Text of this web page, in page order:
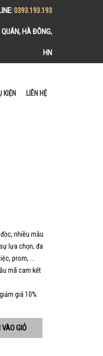
0393.193.193
HÀ ĐÔNG,
HN
KIỆN LIÊN HỆ
nhiều mẫu
lựa chọn, đa
prom, …
mã cam kết
giá 10%.